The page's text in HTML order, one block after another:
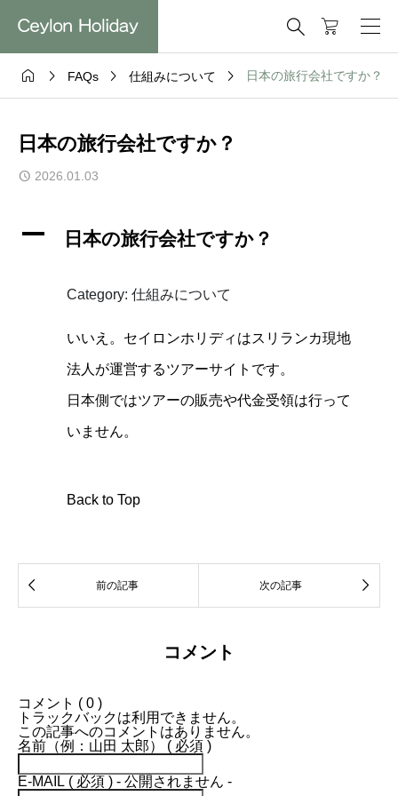

  FAQs  仕組みについて  日本の旅行会社ですか？
日本の旅行会社ですか？
2026.01.03
A 日本の旅行会社ですか？
Category: 仕組みについて
いいえ。セイロンホリディはスリランカ現地
法人が運営するツアーサイトです。
日本側ではツアーの販売や代金受領は行って
いません。
Back to Top
 前の記事 次の記事 
コメント
コメント ( 0 )
トラックバックは利用できません。
この記事へのコメントはありません。
名前（例：山田 太郎） ( 必須 )
E-MAIL ( 必須 ) - 公開されません -